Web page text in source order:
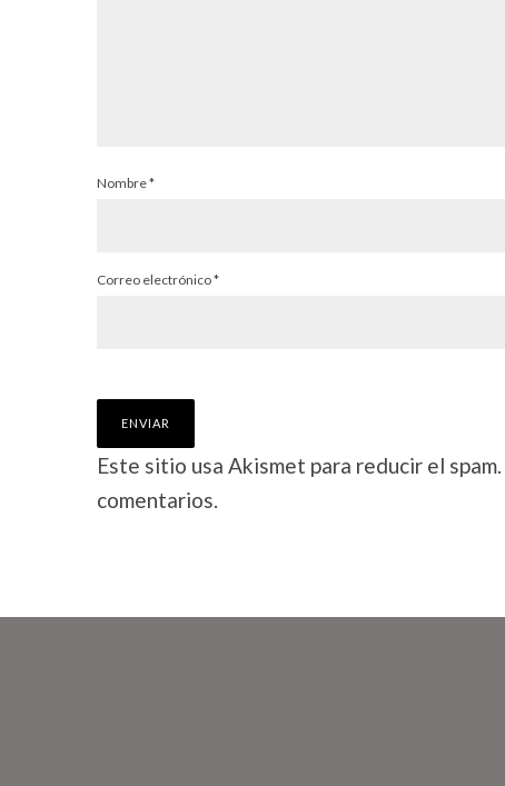
Nombre*
Correo electrónico*
Este sitio usa Akismet para reducir el spam.
comentarios.